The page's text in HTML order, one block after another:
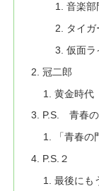
音楽部
タイガ
仮面ラ
冠二郎
黄金時代
P.S. 青春の
「青春
P.S.２
最後にも